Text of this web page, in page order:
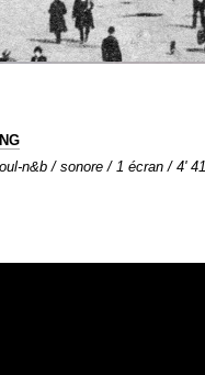
n&b / sonore / 1 écran / 4' 41